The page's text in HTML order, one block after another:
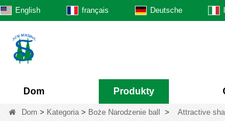
English français Deutsche
Dom Produkty
Dom > Kategoria> Boże Narodzenie ball > Attractive